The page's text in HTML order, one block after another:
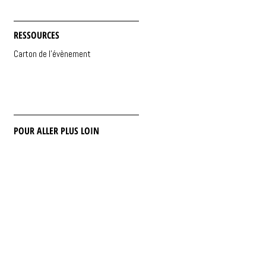
RESSOURCES
Carton de l'évènement
POUR ALLER PLUS LOIN